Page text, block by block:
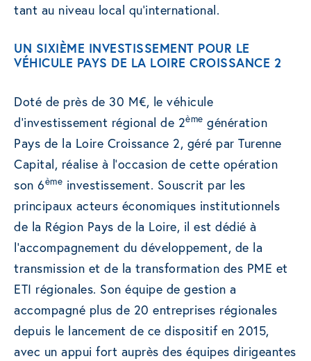
tant au niveau local qu’international.
UN SIXIÈME INVESTISSEMENT POUR LE
VÉHICULE PAYS DE LA LOIRE CROISSANCE 2
Doté de près de 30 M€, le véhicule
d’investissement régional de 2ème génération
Pays de la Loire Croissance 2, géré par Turenne
Capital, réalise à l’occasion de cette opération
son 6ème investissement. Souscrit par les
principaux acteurs économiques institutionnels
de la Région Pays de la Loire, il est dédié à
l’accompagnement du développement, de la
transmission et de la transformation des PME et
ETI régionales. Son équipe de gestion a
accompagné plus de 20 entreprises régionales
depuis le lancement de ce dispositif en 2015,
avec un appui fort auprès des équipes dirigeantes